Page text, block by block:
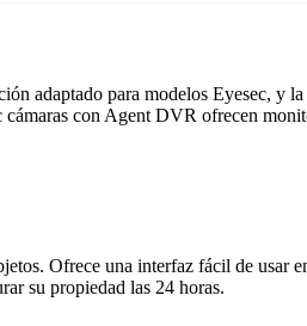
adaptado para modelos Eyesec, y
con Agent DVR ofrecen
Ofrece una interfaz fácil de usar
su propiedad las 24 horas.